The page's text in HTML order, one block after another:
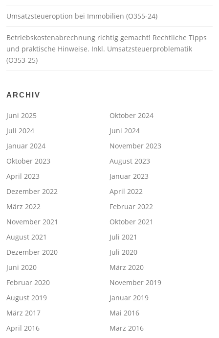
Umsatzsteueroption bei Immobilien (O355-24)
Betriebskostenabrechnung richtig gemacht! Rechtliche Tipps
und praktische Hinweise. Inkl. Umsatzsteuerproblematik
(O353-25)
ARCHIV
Juni 2025
Oktober 2024
Juli 2024
Juni 2024
Januar 2024
November 2023
Oktober 2023
August 2023
April 2023
Januar 2023
Dezember 2022
April 2022
März 2022
Februar 2022
November 2021
Oktober 2021
August 2021
Juli 2021
Dezember 2020
Juli 2020
Juni 2020
März 2020
Februar 2020
November 2019
August 2019
Januar 2019
März 2017
Mai 2016
April 2016
März 2016